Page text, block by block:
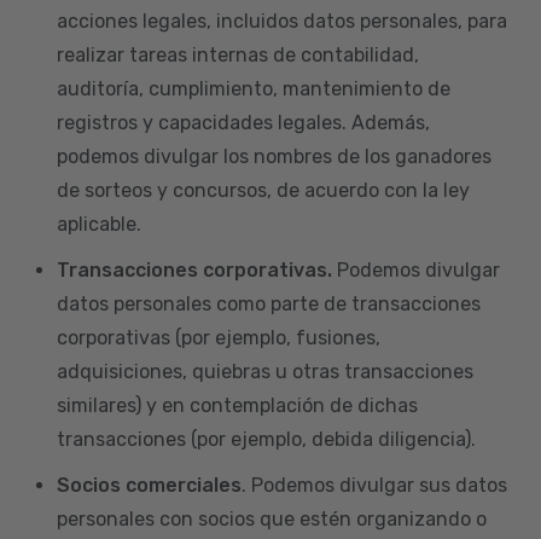
acciones legales, incluidos datos personales, para
realizar tareas internas de contabilidad,
auditoría, cumplimiento, mantenimiento de
registros y capacidades legales. Además,
podemos divulgar los nombres de los ganadores
de sorteos y concursos, de acuerdo con la ley
aplicable.
Transacciones corporativas. Podemos divulgar
datos personales como parte de transacciones
corporativas (por ejemplo, fusiones,
adquisiciones, quiebras u otras transacciones
similares) y en contemplación de dichas
transacciones (por ejemplo, debida diligencia).
Socios comerciales. Podemos divulgar sus datos
personales con socios que estén organizando o